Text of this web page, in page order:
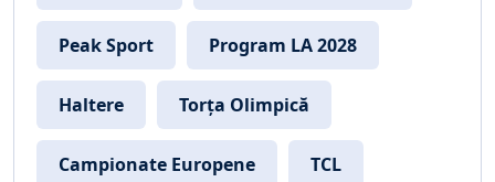
Peak Sport Program LA 2028
Haltere Torța Olimpică
Campionate Europene TCL